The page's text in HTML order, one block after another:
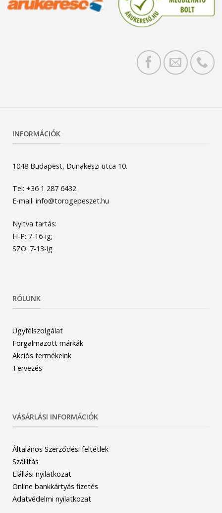
INFORMÁCIÓK
1048 Budapest, Dunakeszi utca 10.
Tel: +36 1 287 6432
E-mail: info@torogepeszet.hu
Nyitva tartás:
H-P: 7-16-ig;
SZO: 7-13-ig
RÓLUNK
Ügyfélszolgálat
Forgalmazott márkák
Akciós termékeink
Tervezés
VÁSÁRLÁSI INFORMÁCIÓK
Általános Szerződési feltétlek
Szállítás
Elállási nyilatkozat
Online bankkártyás fizetés
Adatvédelmi nyilatkozat